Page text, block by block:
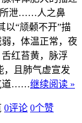
所泄……人之鼻
以“颃颡不开”描
，体温正常，夜
红苔黄，脉浮
且肺气虚宣发
道……继续阅读 »
0评论 0个赞